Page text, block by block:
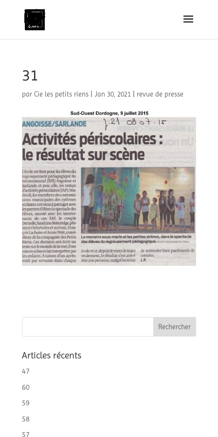
31
par Cie les petits riens| Jan 30, 2021 revue de presse
Articles récents
47
60
59
58
57